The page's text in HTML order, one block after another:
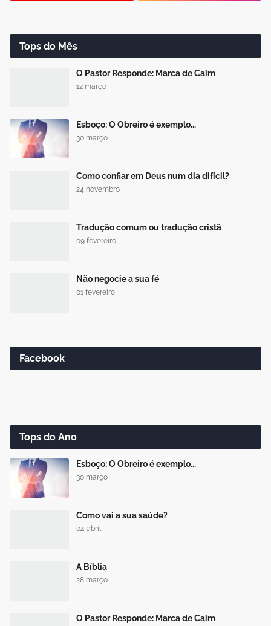
Tops do Mês
O Pastor Responde: Marca de Caim
12 março
Esboço: O Obreiro é exemplo...
30 março
Como confiar em Deus num dia difícil?
24 novembro
Tradução comum ou tradução cristã
09 fevereiro
Não negocie a sua fé
01 fevereiro
Facebook
Tops do Ano
Esboço: O Obreiro é exemplo...
30 março
Como vai a sua saúde?
04 abril
A Bíblia
28 março
O Pastor Responde: Marca de Caim